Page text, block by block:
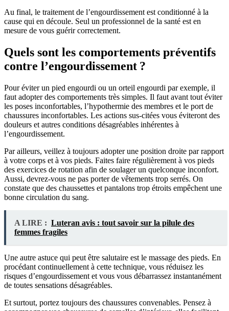
Au final, le traitement de l’engourdissement est conditionné à la
cause qui en découle. Seul un professionnel de la santé est en
mesure de vous guérir correctement.
Quels sont les comportements préventifs
contre l’engourdissement ?
Pour éviter un pied engourdi ou un orteil engourdi par exemple, il
faut adopter des comportements très simples. Il faut avant tout éviter
les poses inconfortables, l’hypothermie des membres et le port de
chaussures inconfortables. Les actions sus-citées vous éviteront des
douleurs et autres conditions désagréables inhérentes à
l’engourdissement.
Par ailleurs, veillez à toujours adopter une position droite par rapport
à votre corps et à vos pieds. Faites faire régulièrement à vos pieds
des exercices de rotation afin de soulager un quelconque inconfort.
Aussi, devrez-vous ne pas porter de vêtements trop serrés. On
constate que des chaussettes et pantalons trop étroits empêchent une
bonne circulation du sang.
A LIRE : Luteran avis : tout savoir sur la pilule des
femmes fragiles
Une autre astuce qui peut être salutaire est le massage des pieds. En
procédant continuellement à cette technique, vous réduisez les
risques d’engourdissement et vous vous débarrassez instantanément
de toutes sensations désagréables.
Et surtout, portez toujours des chaussures convenables. Pensez à